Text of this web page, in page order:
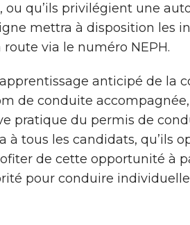
ou qu’ils privilégient une
mettra à disposition les
via le numéro NEPH.
anticipé de la
de conduite
pratique du permis de
tous les candidats, qu’ils
de cette opportunité à
pour conduire